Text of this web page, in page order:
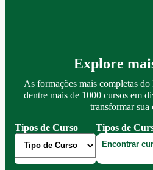
Explore
As formações mais completas
dentre mais de 1000 cursos em
transformar sua
Tipos de Curso
Tipos de